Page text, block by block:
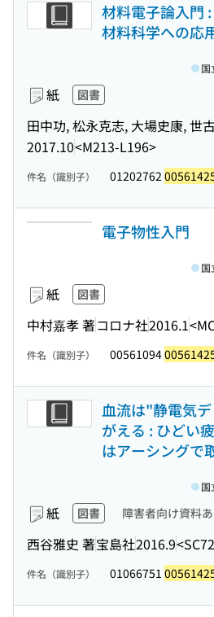
材料電子論入門
材料科学への応
紙 図書
田中功, 松永克志, 大場史康, 世
2017.10<M213-L196>
国
件名（識別子） 01202762
電子物性入門
紙 図書
中村嘉孝 著コロナ社2016.1
国
件名（識別子） 00561094
血流は"静電気
がえる : ひどい
はアーシングで
紙 図書 障害者向け資料
西谷雅史 著宝島社2016.9
国
件名（識別子） 01066751